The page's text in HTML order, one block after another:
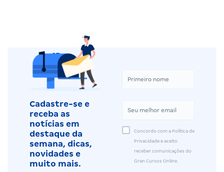
Cadastre-se e
receba as
notícias em
destaque da
semana, dicas,
novidades e
muito mais.
Concordo com a Política de
Privacidade e aceito
receber comunicações do
Gran Cursos Online.